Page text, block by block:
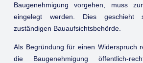
Baugenehmigung vorgehen, muss
eingelegt werden. Dies geschieht
zuständigen Bauaufsichtsbehörde.
Als Begründung für einen Widerspruch
die Baugenehmigung öffentlich-